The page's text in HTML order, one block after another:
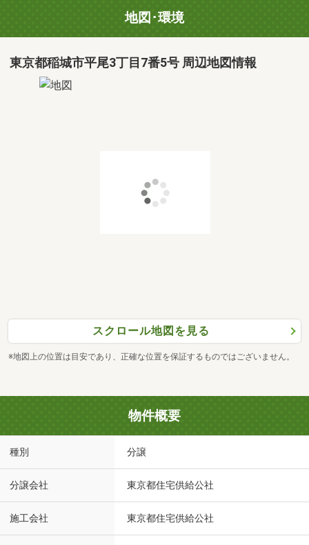
地図･環境
東京都稲城市平尾3丁目7番5号 周辺地図情報
スクロール地図を見る
※地図上の位置は目安であり、正確な位置を保証するものではございません。
物件概要
種別 分譲
分譲会社 東京都住宅供給公社
施工会社 東京都住宅供給公社